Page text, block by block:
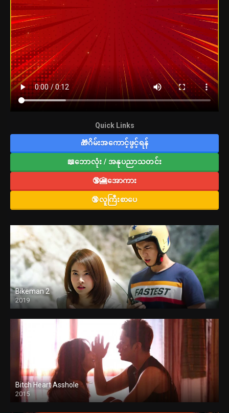
Quick Links
🎁ဂိမ်းအကောင့်ဖွင့်ရန်
📖ဘောလုံး / အနုပညာသတင်း
🔞🎦အောကား
🔞လူကြီးစာပေ
Bikeman 2
2019
Bitch Heart Asshole
2015